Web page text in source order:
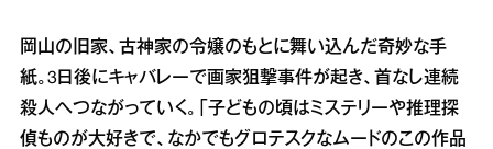
岡山の旧家、古神家の令嬢のもとに舞い込んだ奇妙な手
紙。3日後にキャバレーで画家狙撃事件が起き、首なし連続
殺人へつながっていく。「子どもの頃はミステリーや推理探
偵ものが大好きで、なかでもグロテスクなムードのこの作品